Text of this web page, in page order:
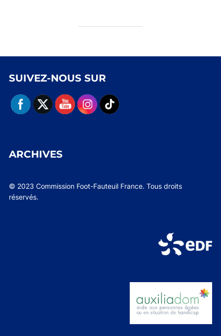
SUIVEZ-NOUS SUR
ARCHIVES
© 2023 Commission Foot-Fauteuil France. Tous droits
réservés.